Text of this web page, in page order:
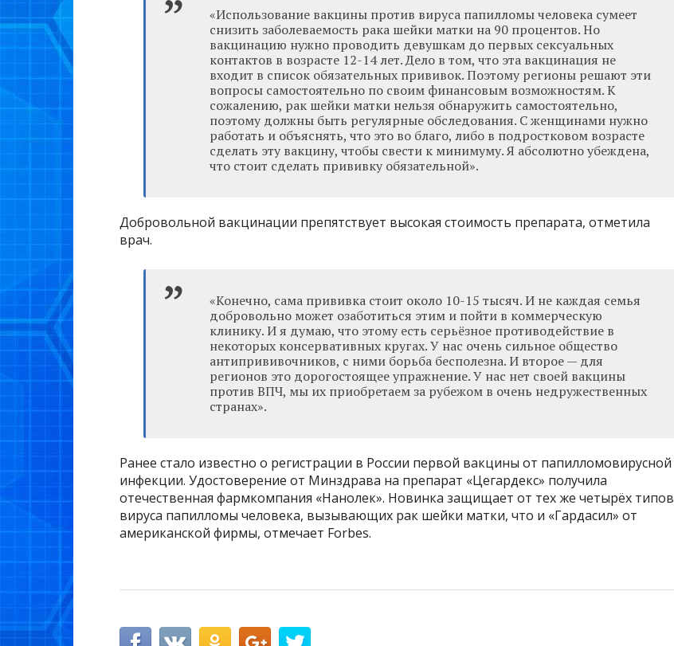
«Использование вакцины против вируса папилломы человека сумеет
снизить заболеваемость рака шейки матки на 90 процентов. Но
вакцинацию нужно проводить девушкам до первых сексуальных
контактов в возрасте 12-14 лет. Дело в том, что эта вакцинация не
входит в список обязательных прививок. Поэтому регионы решают эти
вопросы самостоятельно по своим финансовым возможностям. К
сожалению, рак шейки матки нельзя обнаружить самостоятельно,
поэтому должны быть регулярные обследования. С женщинами нужно
работать и объяснять, что это во благо, либо в подростковом возрасте
сделать эту вакцину, чтобы свести к минимуму. Я абсолютно убеждена,
что стоит сделать прививку обязательной».
Добровольной вакцинации препятствует высокая стоимость препарата, отметила
врач.
«Конечно, сама прививка стоит около 10-15 тысяч. И не каждая семья
добровольно может озаботиться этим и пойти в коммерческую
клинику. И я думаю, что этому есть серьёзное противодействие в
некоторых консервативных кругах. У нас очень сильное общество
антипрививочников, с ними борьба бесполезна. И второе — для
регионов это дорогостоящее упражнение. У нас нет своей вакцины
против ВПЧ, мы их приобретаем за рубежом в очень недружественных
странах».
Ранее стало известно о регистрации в России первой вакцины от папилломовирусной
инфекции. Удостоверение от Минздрава на препарат «Цегардекс» получила
отечественная фармкомпания «Нанолек». Новинка защищает от тех же четырёх типов
вируса папилломы человека, вызывающих рак шейки матки, что и «Гардасил» от
американской фирмы, отмечает Forbes.